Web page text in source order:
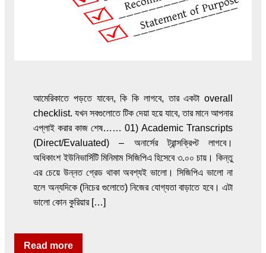
আমেরিকাতে পড়তে যাবেন, কি কি লাগবে, তার একটা overall
checklist. যখন সবগুলোতে টিক দেয়া হয়ে যাবে, তার মানে আপনার
এপ্লাই করার কাজ শেষ…… 01) Academic Transcripts
(Direct/Evaluated) – অনার্সের ট্রান্সক্রিপ্ট লাগবে।
অধিকাংশ ইউনিভার্সিটি মিনিমাম সিজিপিএ হিসেবে ৩.০০ চায়। কিন্তু
এর চেয়ে উন্নত গ্রেড থাকা অবশ্যই ভালো। সিজিপিএ ভালো না
হলে অন্যদিকে (নিচের গুলোতে) নিজের যোগ্যতা বাড়াতে হবে। এটা
ভালো কোন কুরিয়ার […]
Read more